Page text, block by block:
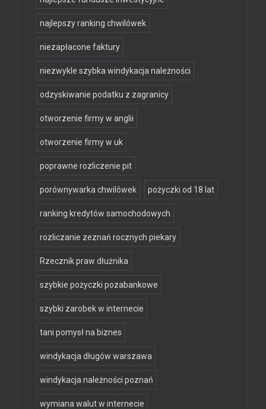
najlepszy ranking chwilówek
niezapłacone faktury
niezwykle szybka windykacja należności
odzyskiwanie podatku z zagranicy
otworzenie firmy w anglii
otworzenie firmy w uk
poprawne rozliczenie pit
porównywarka chwilówek pożyczki od 18 lat
ranking kredytów samochodowych
rozliczanie zeznań rocznych piekary
Rzecznik praw dłużnika
szybkie pożyczki pozabankowe
szybki zarobek w internecie
tani pomysł na biznes
windykacja długów warszawa
windykacja należności poznań
wymiana walut w internecie